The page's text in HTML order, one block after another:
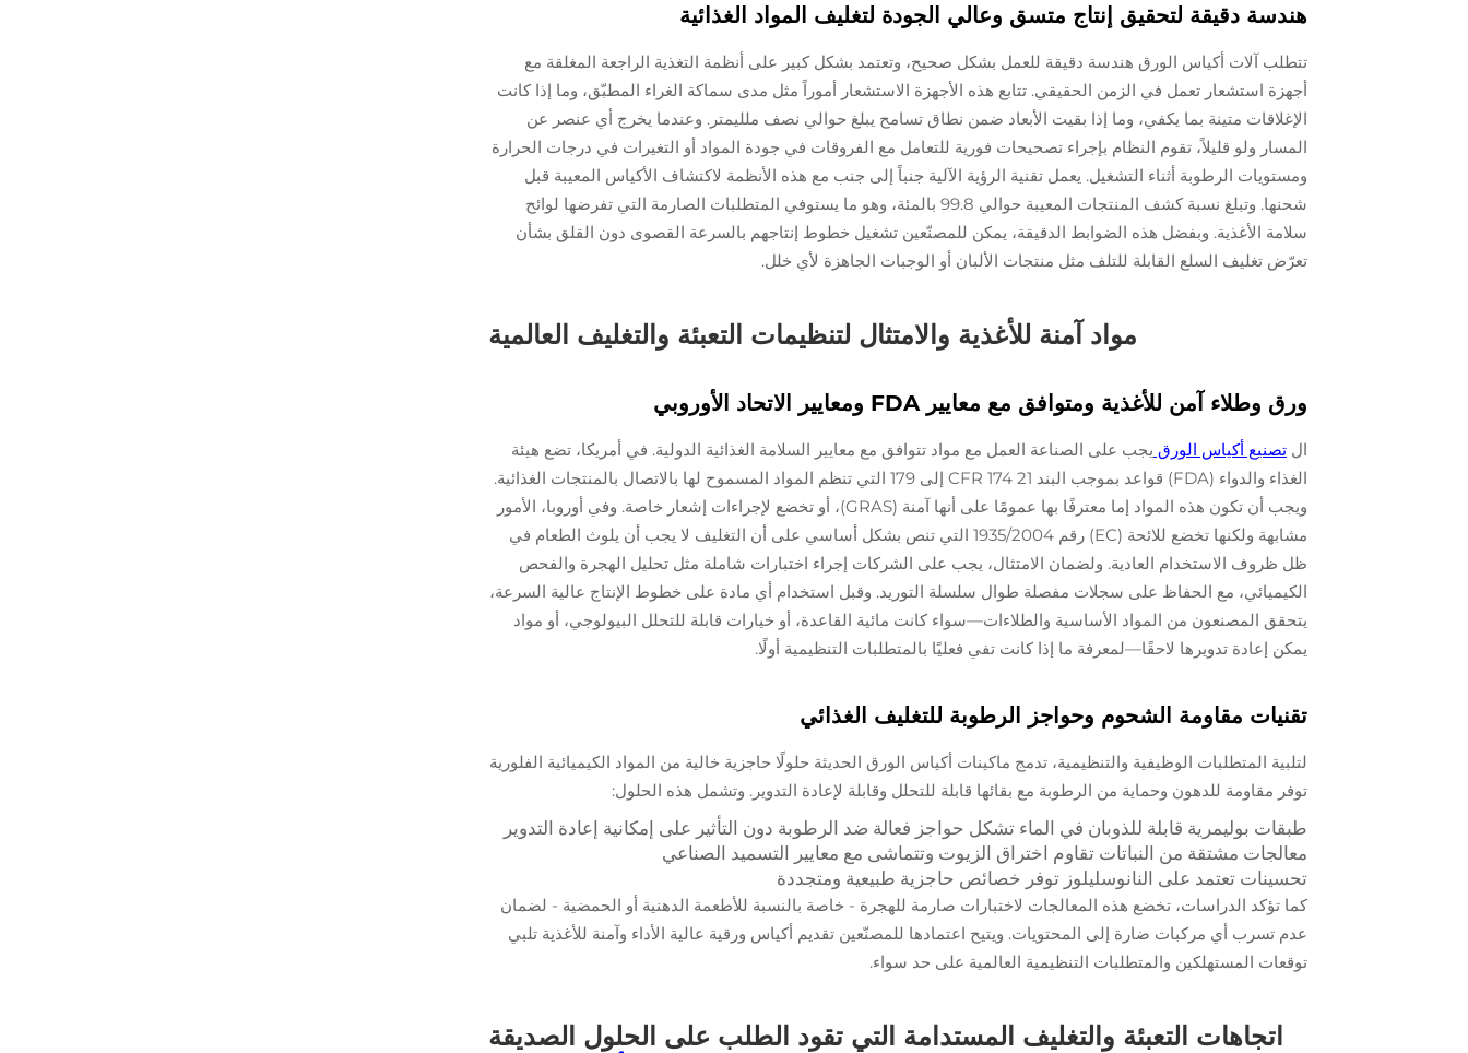
هندسة دقيقة لتحقيق إنتاج متسق وعالي الجودة لتغليف المواد الغذائية
تتطلب آلات أكياس الورق هندسة دقيقة للعمل بشكل صحيح، وتعتمد بشكل كبير على أنظمة التغذية الراجعة المغلقة مع
أجهزة استشعار تعمل في الزمن الحقيقي. تتابع هذه الأجهزة الاستشعار أموراً مثل مدى سماكة الغراء المطبّق، وما إذا كانت
الإغلاقات متينة بما يكفي، وما إذا بقيت الأبعاد ضمن نطاق تسامح يبلغ حوالي نصف ملليمتر. وعندما يخرج أي عنصر عن
المسار ولو قليلاً، تقوم النظام بإجراء تصحيحات فورية للتعامل مع الفروقات في جودة المواد أو التغيرات في درجات الحرارة
ومستويات الرطوبة أثناء التشغيل. يعمل تقنية الرؤية الآلية جنباً إلى جنب مع هذه الأنظمة لاكتشاف الأكياس المعيبة قبل
شحنها. وتبلغ نسبة كشف المنتجات المعيبة حوالي 99.8 بالمئة، وهو ما يستوفي المتطلبات الصارمة التي تفرضها لوائح
سلامة الأغذية. وبفضل هذه الضوابط الدقيقة، يمكن للمصنّعين تشغيل خطوط إنتاجهم بالسرعة القصوى دون القلق بشأن
تعرّض تغليف السلع القابلة للتلف مثل منتجات الألبان أو الوجبات الجاهزة لأي خلل.
مواد آمنة للأغذية والامتثال لتنظيمات التعبئة والتغليف العالمية
ورق وطلاء آمن للأغذية ومتوافق مع معايير FDA ومعايير الاتحاد الأوروبي
ال تصنيع أكياس الورق يجب على الصناعة العمل مع مواد تتوافق مع معايير السلامة الغذائية الدولية. في أمريكا، تضع هيئة
الغذاء والدواء (FDA) قواعد بموجب البند 21 CFR 174 إلى 179 التي تنظم المواد المسموح لها بالاتصال بالمنتجات الغذائية.
ويجب أن تكون هذه المواد إما معترفًا بها عمومًا على أنها آمنة (GRAS)، أو تخضع لإجراءات إشعار خاصة. وفي أوروبا، الأمور
مشابهة ولكنها تخضع للائحة (EC) رقم 1935/2004 التي تنص بشكل أساسي على أن التغليف لا يجب أن يلوث الطعام في
ظل ظروف الاستخدام العادية. ولضمان الامتثال، يجب على الشركات إجراء اختبارات شاملة مثل تحليل الهجرة والفحص
الكيميائي، مع الحفاظ على سجلات مفصلة طوال سلسلة التوريد. وقبل استخدام أي مادة على خطوط الإنتاج عالية السرعة،
يتحقق المصنعون من المواد الأساسية والطلاءات—سواء كانت مائية القاعدة، أو خيارات قابلة للتحلل البيولوجي، أو مواد
يمكن إعادة تدويرها لاحقًا—لمعرفة ما إذا كانت تفي فعليًا بالمتطلبات التنظيمية أولًا.
تقنيات مقاومة الشحوم وحواجز الرطوبة للتغليف الغذائي
لتلبية المتطلبات الوظيفية والتنظيمية، تدمج ماكينات أكياس الورق الحديثة حلولًا حاجزية خالية من المواد الكيميائية الفلورية
توفر مقاومة للدهون وحماية من الرطوبة مع بقائها قابلة للتحلل وقابلة لإعادة التدوير. وتشمل هذه الحلول:
طبقات بوليمرية قابلة للذوبان في الماء تشكل حواجز فعالة ضد الرطوبة دون التأثير على إمكانية إعادة التدوير
معالجات مشتقة من النباتات تقاوم اختراق الزيوت وتتماشى مع معايير التسميد الصناعي
تحسينات تعتمد على النانوسليلوز توفر خصائص حاجزية طبيعية ومتجددة
كما تؤكد الدراسات، تخضع هذه المعالجات لاختبارات صارمة للهجرة - خاصة بالنسبة للأطعمة الدهنية أو الحمضية - لضمان
عدم تسرب أي مركبات ضارة إلى المحتويات. ويتيح اعتمادها للمصنّعين تقديم أكياس ورقية عالية الأداء وآمنة للأغذية تلبي
توقعات المستهلكين والمتطلبات التنظيمية العالمية على حد سواء.
اتجاهات التعبئة والتغليف المستدامة التي تقود الطلب على الحلول الصديقة